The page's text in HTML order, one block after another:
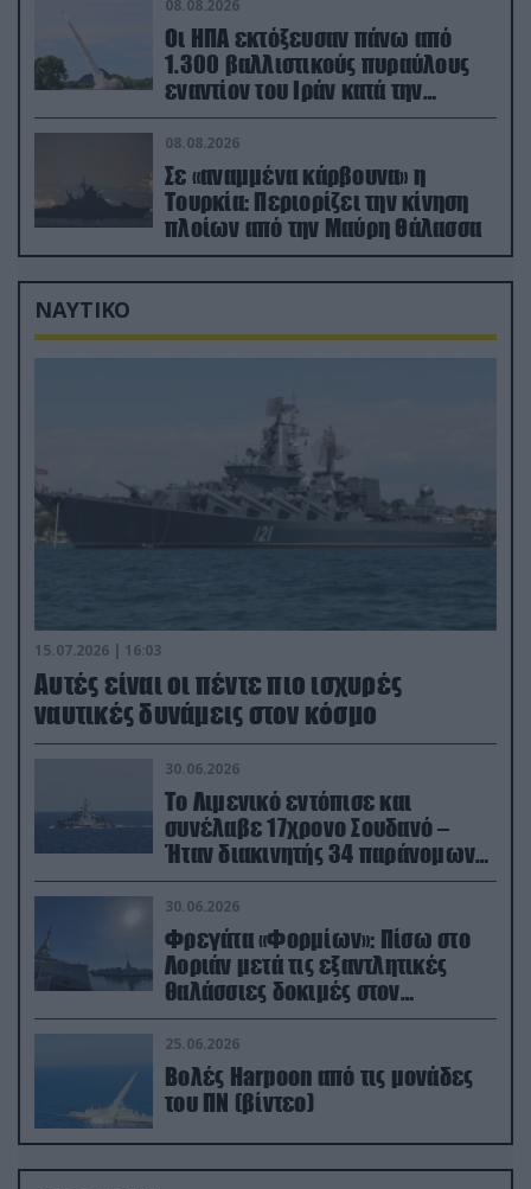
08.08.2026
Οι ΗΠΑ εκτόξευσαν πάνω από
1.300 βαλλιστικούς πυραύλους
εναντίον του Ιράν κατά την
διάρκεια του πολέμου
08.08.2026
Σε «αναμμένα κάρβουνα» η
Τουρκία: Περιορίζει την κίνηση
πλοίων από την Μαύρη Θάλασσα
ΝΑΥΤΙΚΟ
15.07.2026 | 16:03
Aυτές είναι οι πέντε πιο ισχυρές
ναυτικές δυνάμεις στον κόσμο
30.06.2026
Το Λιμενικό εντόπισε και
συνέλαβε 17χρονο Σουδανό –
Ήταν διακινητής 34 παράνομων
μεταναστών
30.06.2026
Φρεγάτα «Φορμίων»: Πίσω στο
Λοριάν μετά τις εξαντλητικές
θαλάσσιες δοκιμές στον
απαιτητικό Βισκαϊκό
25.06.2026
Βολές Harpoon από τις μονάδες
του ΠΝ (βίντεο)